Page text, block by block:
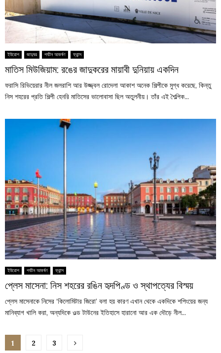
ইউরোপ জাদুঘর পর্যটন আকর্ষণ ফ্রান্স
মাতিস মিউজিয়াম: রঙের জাদুকরের মায়াবী দুনিয়ায় একদিন
ফরাসি রিভিয়েরার নীল জলরাশি আর উজ্জ্বল রোদেলা আকাশ অনেক শিল্পীকে মুগ্ধ করেছে, কিন্তু
নিস শহরের প্রতি শিল্পী হেনরি মাতিসের ভালোবাসা ছিল অতুলনীয়। তাঁর এই শৈল্পিক...
ইউরোপ পর্যটন আকর্ষণ ফ্রান্স
প্লেস মাসেনা: নিস শহরের রঙিন হৃদপিণ্ড ও স্থাপত্যের বিস্ময়
প্লেস মাসেনাকে নিসের ‘কিলোমিটার জিরো’ বলা হয় কারণ এখান থেকে একদিকে শপিংয়ের জন্য
মানিব্যাগ খালি করা, অন্যদিকে ওল্ড টাউনের ইতিহাসে হারানো আর এক দৌড়ে নীল...
Posts
1 2 3